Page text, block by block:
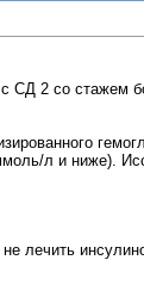
СД 2 со стажем
л и ниже).
лечить